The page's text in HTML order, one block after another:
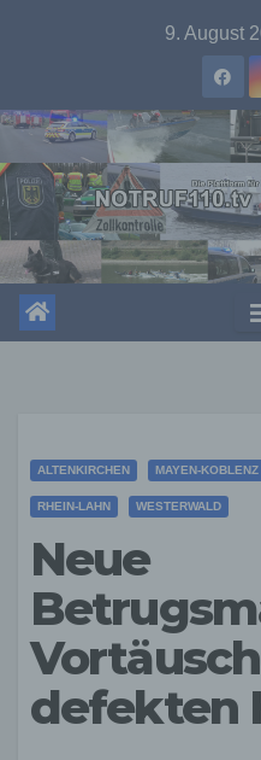
9. August
ALTENKIRCHEN MAYEN-KOBLENZ
RHEIN-LAHN WESTERWALD
Neue
defekten